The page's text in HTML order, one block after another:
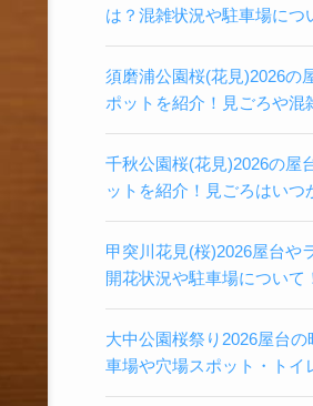
は？混雑状況や駐車場につ
須磨浦公園桜(花見)2026の
ポットを紹介！見ごろや混
千秋公園桜(花見)2026の屋
ットを紹介！見ごろはいつ
甲突川花見(桜)2026屋台や
開花状況や駐車場について
大中公園桜祭り2026屋台
車場や穴場スポット・トイ